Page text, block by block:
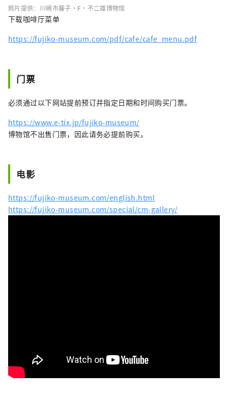
照片提供：川崎市藤子·F·不二雄博物馆
下载咖啡厅菜单
https://fujiko-museum.com/pdf/cafe/cafe_menu.pdf
门票
必须通过以下网站提前预订并指定日期和时间购买门票。
https://www.e-tix.jp/fujiko-museum/
博物馆不出售门票，因此请务必提前购买。
电影
https://fujiko-museum.com/english.html
https://fujiko-museum.com/special/cm-gallery/